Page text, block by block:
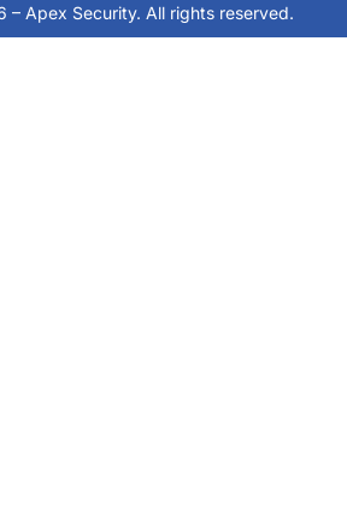
Apex Security. All rights reserved.